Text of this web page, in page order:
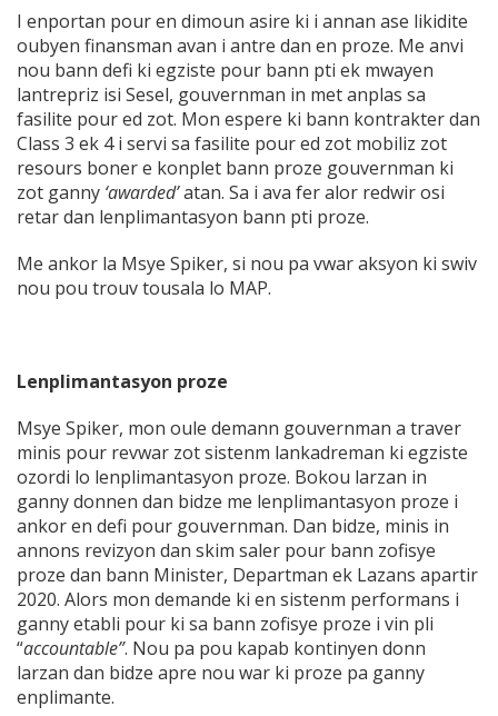
I enportan pour en dimoun asire ki i annan ase likidite
oubyen finansman avan i antre dan en proze. Me anvi
nou bann defi ki egziste pour bann pti ek mwayen
lantrepriz isi Sesel, gouvernman in met anplas sa
fasilite pour ed zot. Mon espere ki bann kontrakter dan
Class 3 ek 4 i servi sa fasilite pour ed zot mobiliz zot
resours boner e konplet bann proze gouvernman ki
zot ganny ‘awarded’atan. Sa i ava fer alor redwir osi
retar dan lenplimantasyon bann pti proze.
Me ankor la Msye Spiker, si nou pa vwar aksyon ki swiv
nou pou trouv tousala lo MAP.
Lenplimantasyon proze
Msye Spiker, mon oule demann gouvernman a traver
minis pour revwar zot sistenm lankadreman ki egziste
ozordi lo lenplimantasyon proze. Bokou larzan in
ganny donnen dan bidze me lenplimantasyon proze i
ankor en defi pour gouvernman. Dan bidze, minis in
annons revizyon dan skim saler pour bann zofisye
proze dan bann Minister, Departman ek Lazans apartir
2020. Alors mon demande ki en sistenm performans i
ganny etabli pour ki sa bann zofisye proze i vin pli
“accountable”. Nou pa pou kapab kontinyen donn
larzan dan bidze apre nou war ki proze pa ganny
enplimante.